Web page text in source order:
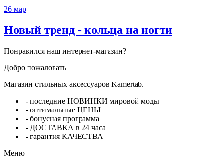
26 мар
Новый тренд - кольца на ногти
Понравился наш интернет-магазин?
Добро пожаловать
Магазин стильных аксессуаров Kamertab.
- последние НОВИНКИ мировой моды
- оптимальные ЦЕНЫ
- бонусная программа
- ДОСТАВКА в 24 часа
- гарантия КАЧЕСТВА
Меню